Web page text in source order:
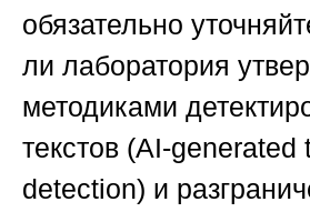
обязательно
ли лаборатория
методиками
текстов (AI-generated
detection) и